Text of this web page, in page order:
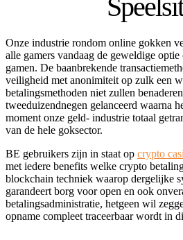
Onze industrie rondom online gokken
alle gamers vandaag de geweldige
gamen. De baanbrekende
veiligheid met anonimiteit op zulk een
betalingsmethoden niet zullen
tweeduizendnegen gelanceerd waarna
moment onze geld- industrie totaal
van de hele goksector.
BE gebruikers zijn in staat op crypto
met iedere benefits welke crypto
blockchain techniek waarop dergelijke
garandeert borg voor open en ook
betalingsadministratie, hetgeen wil
opname compleet traceerbaar wordt in